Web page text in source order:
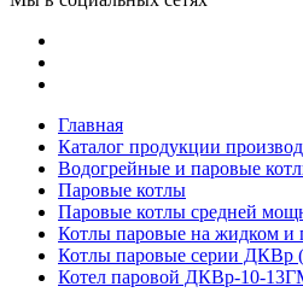
Главная
Каталог продукции
Водогрейные и паровые
Паровые котлы
Паровые котлы средней
Котлы паровые на жидком и
Котлы паровые серии ДКВр
Котел паровой ДКВр-10-